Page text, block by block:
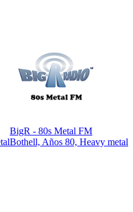
BigR - 80s Metal FM
Bothell, Años 80, Heavy metal